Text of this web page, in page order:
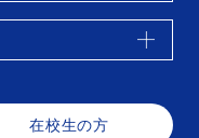
在校生の方